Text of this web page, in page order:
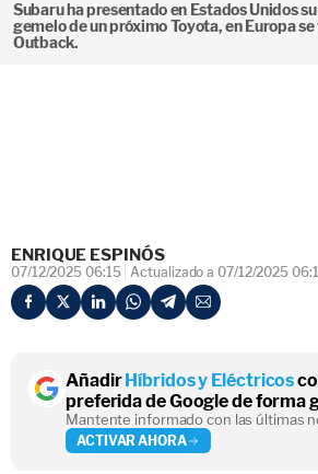
Subaru ha presentado en Estados Unidos
gemelo de un próximo Toyota, en Europa
Outback.
ENRIQUE ESPINÓS
07/12/2025 06:15 Actualizado a 07/12/2025
AñadirHíbridos y Eléctricos
preferida de Google de forma
Mantente informado con las últimas
ACTIVAR AHORA